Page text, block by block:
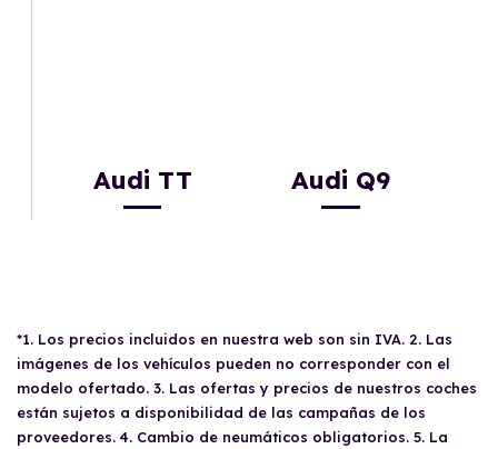
Audi TT Audi Q9
*1. Los precios incluidos en nuestra web son sin IVA. 2. Las
imágenes de los vehículos pueden no corresponder con el
modelo ofertado. 3. Las ofertas y precios de nuestros coches
están sujetos a disponibilidad de las campañas de los
proveedores. 4. Cambio de neumáticos obligatorios. 5. La